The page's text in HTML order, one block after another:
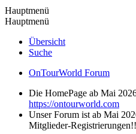
Hauptmenü
Hauptmenü
Übersicht
Suche
OnTourWorld Forum
Die HomePage ab Mai
https://ontourworld.com
Unser Forum ist ab Mai
Mitglieder-Registrierungen!!